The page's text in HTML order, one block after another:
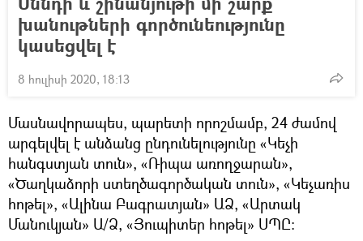
խանութների գործունեությունը
կասեցվել է
8 հուլիսի 2020, 18:13
Մասնավորապես, պարետի որոշմամբ, 24 ժամով
արգելվել է անձանց ընդունելությունը «Կեչի
հանգստյան տուն», «Ռիպա առողջարան»,
«Ծաղկաձորի ստեղծագործական տուն», «Կեչառիս
հոթել», «Ալինա Բագրատյան» ԱՁ, «Արտակ
Մանուկյան» Ա/Ձ, «Յուպիտեր հոթել» ՍՊԸ։